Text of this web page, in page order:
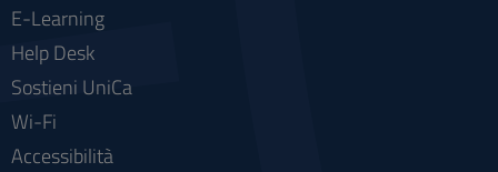
E-Learning
Help Desk
Sostieni UniCa
Wi-Fi
Accessibilità